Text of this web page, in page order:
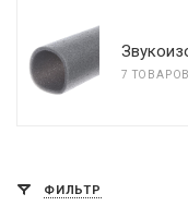
7 ТОВАРОВ
ФИЛЬТР